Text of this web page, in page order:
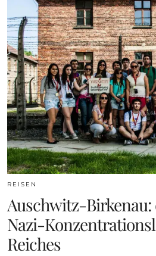
REISEN
Auschwitz-Birkenau:
Nazi-
Reiches